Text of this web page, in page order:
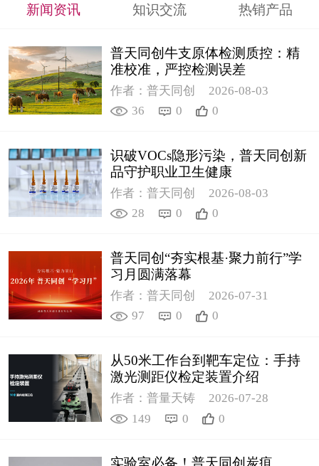
新闻资讯 知识交流 热销产品
普天同创牛支原体检测质控：精
准校准，严控检测误差
作者：普天同创
2026-08-03
36
0 0
识破VOCs隐形污染，普天同创新
品守护职业卫生健康
作者：普天同创
2026-08-03
28
0 0
普天同创“夯实根基·聚力前行”学
习月圆满落幕
作者：普天同创
2026-07-31
97
0 0
从50米工作台到靶车定位：手持
激光测距仪检定装置介绍
作者：普量天铸
2026-07-28
149
0 0